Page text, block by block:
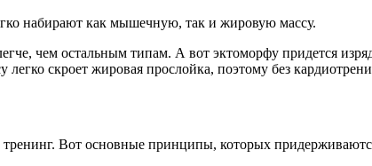
набирают как мышечную, так и жировую массу.
чем остальным типам. А вот эктоморфу придется
скроет жировая прослойка, поэтому без
Вот основные принципы, которых